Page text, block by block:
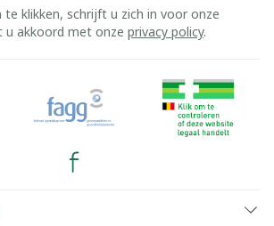
te klikken, schrijft u zich in voor onze
u akkoord met onze privacy policy.